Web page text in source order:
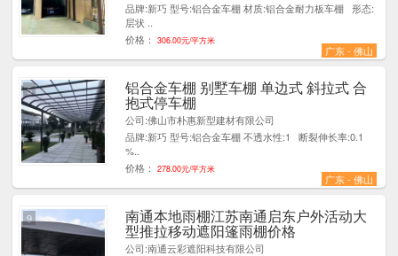
品牌:新巧 型号:铝合金车棚 材质:铝合金耐力板车棚 形态:
层状 ..
价格：
306.00元/平方米
广东 - 佛山
铝合金车棚 别墅车棚 单边式 斜拉式 合
抱式停车棚
公司:佛山市朴惠新型建材有限公司
品牌:新巧 型号:铝合金车棚 不透水性:1 断裂伸长率:0.1
%..
价格：
278.00元/平方米
广东 - 佛山
5
南通本地雨棚江苏南通启东户外活动大
型推拉移动遮阳篷雨棚价格
公司:南通云彩遮阳科技有限公司
9